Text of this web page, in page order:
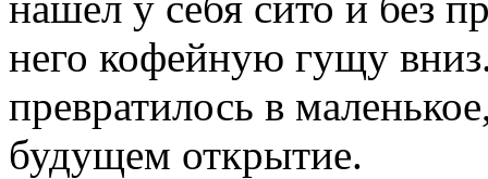
него кофейную гущу
превратилось в
будущем открытие.